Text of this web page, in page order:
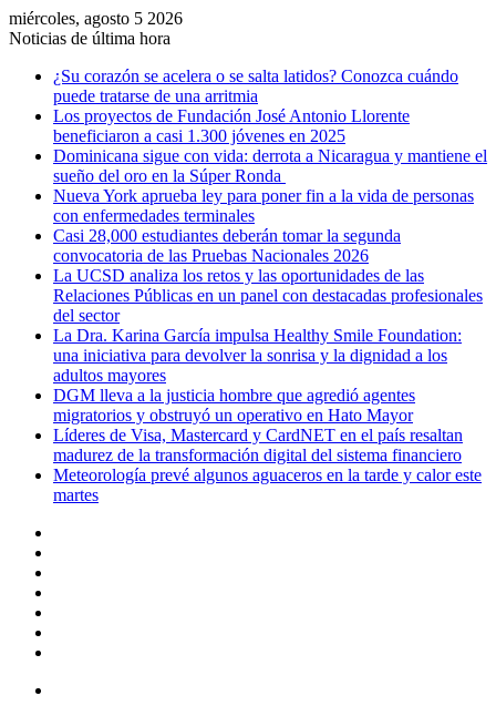
miércoles, agosto 5 2026
Noticias de última hora
¿Su corazón se acelera o se salta latidos? Conozca cuándo
puede tratarse de una arritmia
Los proyectos de Fundación José Antonio Llorente
beneficiaron a casi 1.300 jóvenes en 2025
Dominicana sigue con vida: derrota a Nicaragua y mantiene el
sueño del oro en la Súper Ronda
Nueva York aprueba ley para poner fin a la vida de personas
con enfermedades terminales
Casi 28,000 estudiantes deberán tomar la segunda
convocatoria de las Pruebas Nacionales 2026
La UCSD analiza los retos y las oportunidades de las
Relaciones Públicas en un panel con destacadas profesionales
del sector
La Dra. Karina García impulsa Healthy Smile Foundation:
una iniciativa para devolver la sonrisa y la dignidad a los
adultos mayores
DGM lleva a la justicia hombre que agredió agentes
migratorios y obstruyó un operativo en Hato Mayor
Líderes de Visa, Mastercard y CardNET en el país resaltan
madurez de la transformación digital del sistema financiero
Meteorología prevé algunos aguaceros en la tarde y calor este
martes